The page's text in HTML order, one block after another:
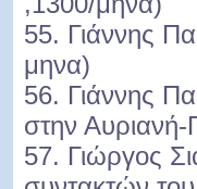
55. Γιάννης
μηνα)
56. Γιάννης
στην
57. Γιώργος